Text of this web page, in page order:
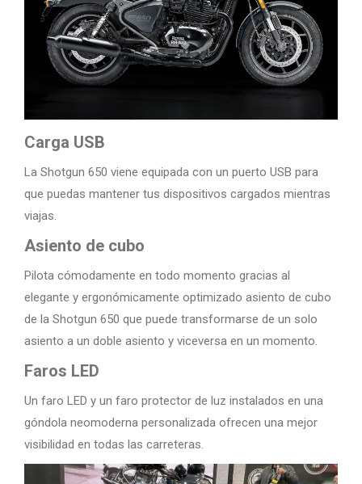
Carga USB
La Shotgun 650 viene equipada con un puerto USB para
que puedas mantener tus dispositivos cargados mientras
viajas.
Asiento de cubo
Pilota cómodamente en todo momento gracias al
elegante y ergonómicamente optimizado asiento de cubo
de la Shotgun 650 que puede transformarse de un solo
asiento a un doble asiento y viceversa en un momento.
Faros LED
Un faro LED y un faro protector de luz instalados en una
góndola neomoderna personalizada ofrecen una mejor
visibilidad en todas las carreteras.